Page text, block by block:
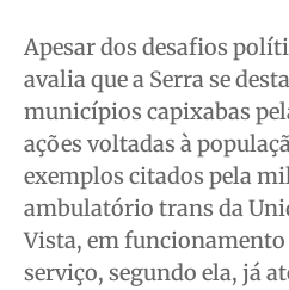
Apesar dos desafios
avalia que a Serra se
municípios capixabas
ações voltadas à
exemplos citados pela
ambulatório trans da
Vista, em funcionamento
serviço, segundo ela, já